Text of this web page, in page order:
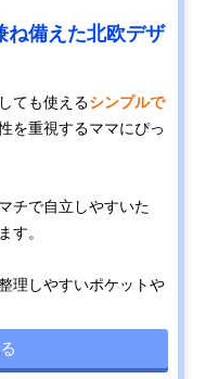
ね備えた北欧デザ
ても使えるシンプルで
を重視するママにぴっ
チで自立しやすいた
す。
理しやすいポケットや